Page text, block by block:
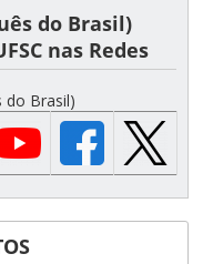
do Brasil)
nas Redes
do Brasil)